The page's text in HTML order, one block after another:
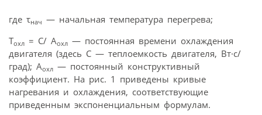
где τнач — начальная температура перегрева;
Тохл = С/ Аохл — постоянная времени охлаждения
двигателя (здесь С — теплоемкость двигателя, Вт·с/
град); Аохл — постоянный конструктивный
коэффициент. На рис. 1 приведены кривые
нагревания и охлаждения, соответствующие
приведенным экспоненциальным формулам.